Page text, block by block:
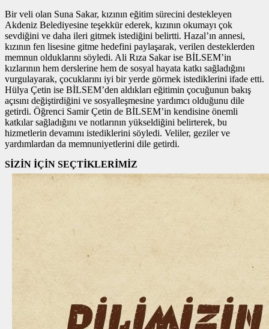
Bir veli olan Suna Sakar, kızının eğitim sürecini destekleyen
Akdeniz Belediyesine teşekkür ederek, kızının okumayı çok
sevdiğini ve daha ileri gitmek istediğini belirtti. Hazal’ın annesi,
kızının fen lisesine gitme hedefini paylaşarak, verilen desteklerden
memnun olduklarını söyledi. Ali Rıza Sakar ise BİLSEM’in
kızlarının hem derslerine hem de sosyal hayata katkı sağladığını
vurgulayarak, çocuklarını iyi bir yerde görmek istediklerini ifade etti.
Hülya Çetin ise BİLSEM’den aldıkları eğitimin çocuğunun bakış
açısını değiştirdiğini ve sosyalleşmesine yardımcı olduğunu dile
getirdi. Öğrenci Samir Çetin de BİLSEM’in kendisine önemli
katkılar sağladığını ve notlarının yükseldiğini belirterek, bu
hizmetlerin devamını istediklerini söyledi. Veliler, geziler ve
yardımlardan da memnuniyetlerini dile getirdi.
SİZİN İÇİN SEÇTİKLERİMİZ